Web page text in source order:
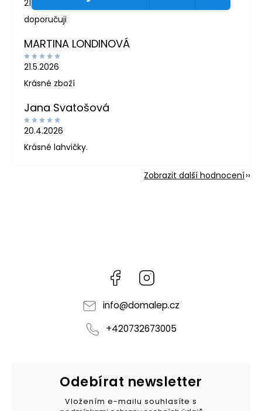
21.5.2026
doporučuji
MARTINA LONDINOVÁ
21.5.2026
Krásné zboží
Jana Svatošová
20.4.2026
Krásné lahvičky.
Zobrazit další hodnocení
Facebook
info@domalep.cz
+420732673005
Odebírat newsletter
Vložením e-mailu souhlasíte s